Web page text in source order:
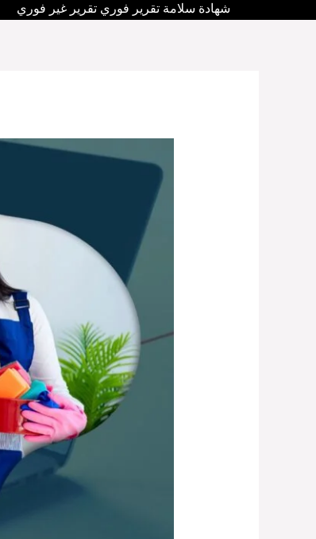
شهادة سلامة تقرير فوري تقرير غير فوري